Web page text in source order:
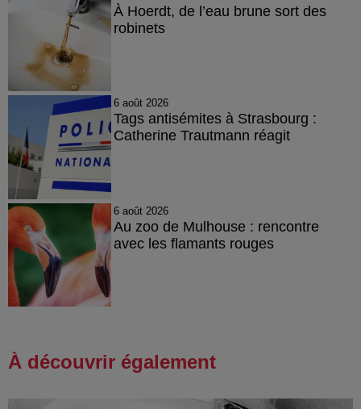
À Hoerdt, de l’eau brune sort des
robinets
6 août 2026
Tags antisémites à Strasbourg :
Catherine Trautmann réagit
6 août 2026
Au zoo de Mulhouse : rencontre
avec les flamants rouges
À découvrir également